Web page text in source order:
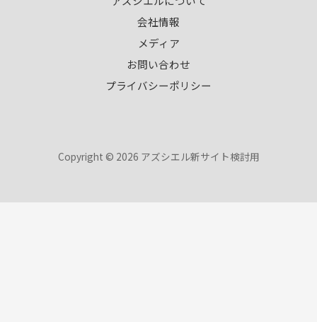
会社情報
メディア
お問い合わせ
プライバシーポリシー
Copyright © 2026 アズシエル新サイト検討用